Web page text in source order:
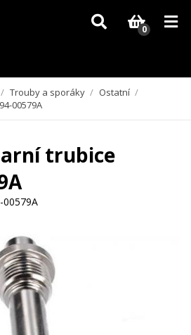
může dodání dílů, které nejsou skladem,
Děkujeme za pochopení.
0
/ Trouby a sporáky / Ostatní /
00579A
trubice
00579A